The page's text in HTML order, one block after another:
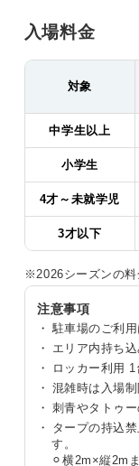
入場料金
対象
中学生以上
小学生
4才～未就学児
3才以下
※2026シーズンの料
注意事項
駐車場のご利
エリア内持ち
ロッカー利用 1
混雑時は入場
刺青やタトゥ
タープの持込
す。
⚪︎横2m×縦2m